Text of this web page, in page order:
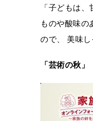
「子どもは
ものや酸味の
ので、 美味し
「芸術の秋」